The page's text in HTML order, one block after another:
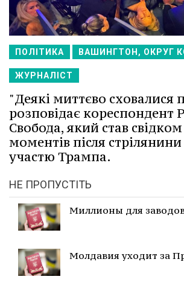
ПОЛІТИКА ВАШИНГТОН, ОКРУГ
ЖУРНАЛІСТ
"Деякі миттєво сховалися
розповідає кореспондент
Свобода, який став
моментів після стрілянини
участю Трампа.
НЕ ПРОПУСТІТЬ
Миллионы для
Молдавия уходит за